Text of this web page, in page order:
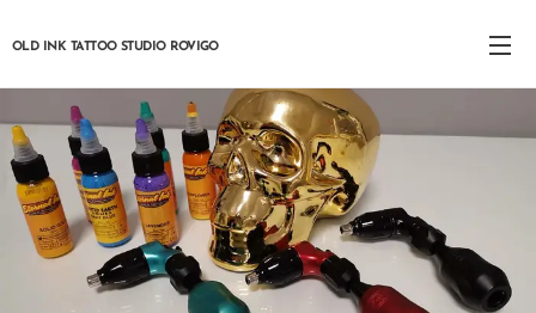
OLD INK TATTOO STUDIO ROVIGO